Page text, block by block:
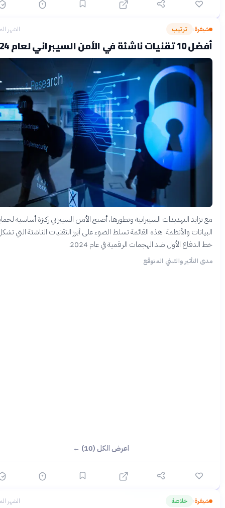
› ترتيب الشهر الماضي
في الأمن السيبراني لعام 2024
التهديدات السيبرانية وتطورها، أصبح الأمن السيبراني ركيزة أساسية لحماية
والأنظمة. هذه القائمة تسلط الضوء على أبرز التقنيات الناشئة التي تشكل
الأول ضد الهجمات الرقمية في عام 2024.
التأثير والتبني المتوقع
اعرض الكل (10) ←
› خلاصة الشهر الماضي